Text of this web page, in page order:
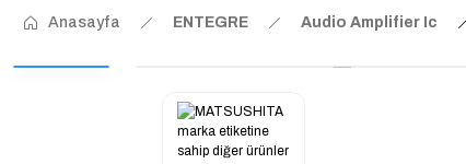
Anasayfa ENTEGRE Audio Amplifier Ic